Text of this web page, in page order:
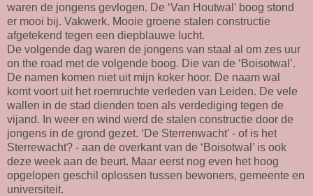
waren de jongens gevlogen. De ‘Van Houtwal’ boog stond
er mooi bij. Vakwerk. Mooie groene stalen constructie
afgetekend tegen een diepblauwe lucht.
De volgende dag waren de jongens van staal al om zes uur
on the road met de volgende boog. Die van de ‘Boisotwal’.
De namen komen niet uit mijn koker hoor. De naam wal
komt voort uit het roemruchte verleden van Leiden. De vele
wallen in de stad dienden toen als verdediging tegen de
vijand. In weer en wind werd de stalen constructie door de
jongens in de grond gezet. ‘De Sterrenwacht’ - of is het
Sterrewacht? - aan de overkant van de ‘Boisotwal’ is ook
deze week aan de beurt. Maar eerst nog even het hoog
opgelopen geschil oplossen tussen bewoners, gemeente en
universiteit.